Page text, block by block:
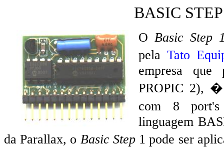
BASIC
O Basic Step
pela Tato
empresa
PROPIC 2), �
com 8
linguagem
da Parallax, o Basic Step1 pode ser